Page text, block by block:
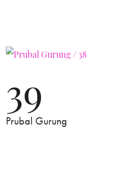
39
Prubal Gurung